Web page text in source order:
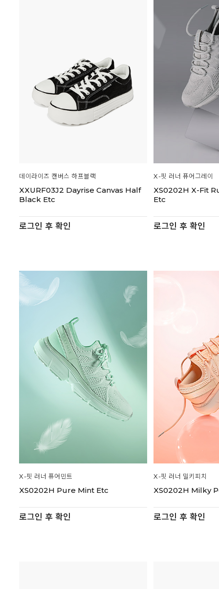
데이라이즈 캔버스 하프블랙
XXURF03J2 Dayrise Canvas Half
Black Etc
로그인 후 확인
X-핏 러너 퓨어그레이
XS0202H X-Fit
Etc
로그인 후 확인
X-핏 러너 퓨어민트
XS0202H Pure Mint Etc
로그인 후 확인
X-핏 러너 밀키피치
XS0202H Milky
로그인 후 확인